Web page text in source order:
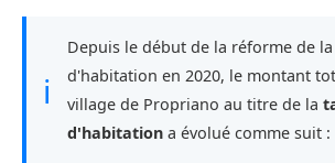
ℹ
Depuis le début de la réforme de
d'habitation en 2020, le montant
village de Propriano au titre de la
d'habitation a évolué comme suit :